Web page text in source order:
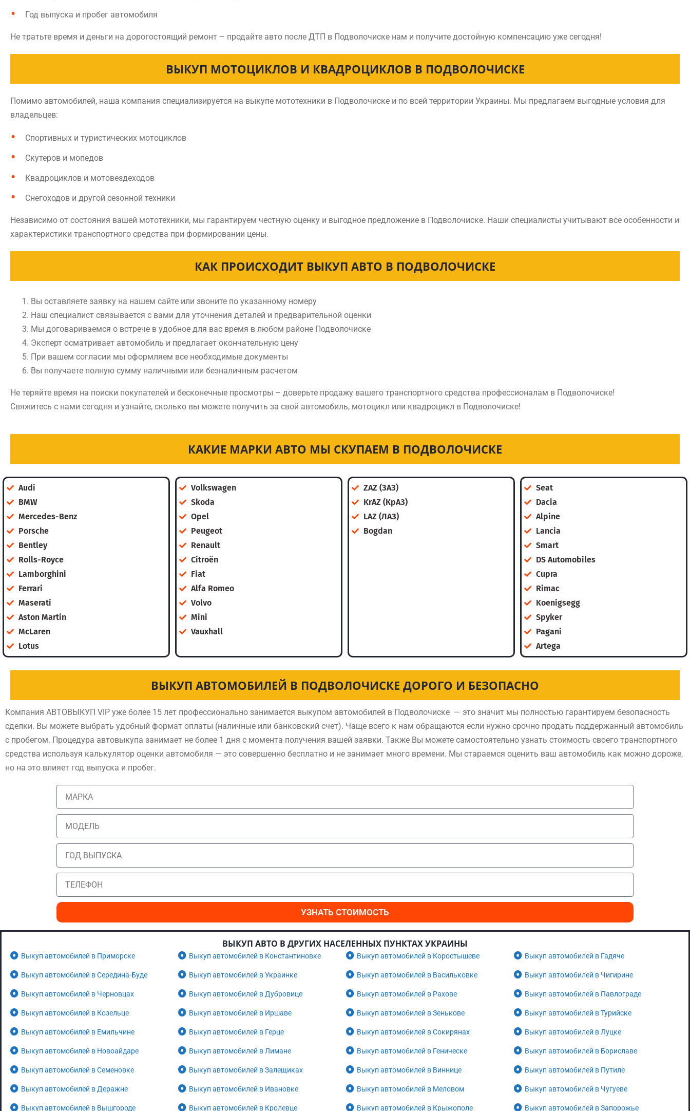
Год выпуска и пробег автомобиля
Не тратьте время и деньги на дорогостоящий ремонт – продайте авто после ДТП в Подволочиске нам и получите достойную компенсацию уже сегодня!
ВЫКУП МОТОЦИКЛОВ И КВАДРОЦИКЛОВ В ПОДВОЛОЧИСКЕ
Помимо автомобилей, наша компания специализируется на выкупе мототехники в Подволочиске и по всей территории Украины. Мы предлагаем выгодные условия для
владельцев:
Спортивных и туристических мотоциклов
Скутеров и мопедов
Квадроциклов и мотовездеходов
Снегоходов и другой сезонной техники
Независимо от состояния вашей мототехники, мы гарантируем честную оценку и выгодное предложение в Подволочиске. Наши специалисты учитывают все особенности и
характеристики транспортного средства при формировании цены.
КАК ПРОИСХОДИТ ВЫКУП АВТО В ПОДВОЛОЧИСКЕ
Вы оставляете заявку на нашем сайте или звоните по указанному номеру
Наш специалист связывается с вами для уточнения деталей и предварительной оценки
Мы договариваемся о встрече в удобное для вас время в любом районе Подволочиске
Эксперт осматривает автомобиль и предлагает окончательную цену
При вашем согласии мы оформляем все необходимые документы
Вы получаете полную сумму наличными или безналичным расчетом
Не теряйте время на поиски покупателей и бесконечные просмотры – доверьте продажу вашего транспортного средства профессионалам в Подволочиске!
Свяжитесь с нами сегодня и узнайте, сколько вы можете получить за свой автомобиль, мотоцикл или квадроцикл в Подволочиске!
КАКИЕ МАРКИ АВТО МЫ СКУПАЕМ В ПОДВОЛОЧИСКЕ
Audi
BMW
Mercedes-Benz
Porsche
Bentley
Rolls-Royce
Lamborghini
Ferrari
Maserati
Aston Martin
McLaren
Lotus
Volkswagen
Skoda
Opel
Peugeot
Renault
Citroën
Fiat
Alfa Romeo
Volvo
Mini
Vauxhall
ZAZ (ЗАЗ)
KrAZ (КрАЗ)
LAZ (ЛАЗ)
Bogdan
Seat
Dacia
Alpine
Lancia
Smart
DS Automobiles
Cupra
Rimac
Koenigsegg
Spyker
Pagani
Artega
ВЫКУП АВТОМОБИЛЕЙ В ПОДВОЛОЧИСКЕ ДОРОГО И БЕЗОПАСНО
Компания АВТОВЫКУП VIP уже более 15 лет профессионально занимается выкупом автомобилей в Подволочиске — это значит мы полностью гарантируем безопасность
сделки. Вы можете выбрать удобный формат оплаты (наличные или банковский счет). Чаще всего к нам обращаются если нужно срочно продать поддержанный автомобиль
с пробегом. Процедура автовыкупа занимает не более 1 дня с момента получения вашей заявки. Также Вы можете самостоятельно узнать стоимость своего транспортного
средства используя калькулятор оценки автомобиля — это совершенно бесплатно и не занимает много времени. Мы стараемся оценить ваш автомобиль как можно дороже,
но на это влияет год выпуска и пробег.
УЗНАТЬ СТОИМОСТЬ
ВЫКУП АВТО В ДРУГИХ НАСЕЛЕННЫХ ПУНКТАХ УКРАИНЫ
Выкуп автомобилей в Приморске Выкуп автомобилей в Константиновке Выкуп автомобилей в Коростышеве Выкуп автомобилей в Гадяче
Выкуп автомобилей в Середина-Буде Выкуп автомобилей в Украинке Выкуп автомобилей в Васильковке Выкуп автомобилей в Чигирине
Выкуп автомобилей в Черновцах Выкуп автомобилей в Дубровице Выкуп автомобилей в Рахове Выкуп автомобилей в Павлограде
Выкуп автомобилей в Козельце Выкуп автомобилей в Иршаве Выкуп автомобилей в Зенькове Выкуп автомобилей в Турийске
Выкуп автомобилей в Емильчине Выкуп автомобилей в Герце Выкуп автомобилей в Сокирянах Выкуп автомобилей в Луцке
Выкуп автомобилей в Новоайдаре Выкуп автомобилей в Лимане Выкуп автомобилей в Геническе Выкуп автомобилей в Бориславе
Выкуп автомобилей в Семеновке Выкуп автомобилей в Залещиках Выкуп автомобилей в Виннице Выкуп автомобилей в Путиле
Выкуп автомобилей в Деражне Выкуп автомобилей в Ивановке Выкуп автомобилей в Меловом Выкуп автомобилей в Чугуеве
Выкуп автомобилей в Вышгороде Выкуп автомобилей в Кролевце Выкуп автомобилей в Крыжополе Выкуп автомобилей в Запорожье